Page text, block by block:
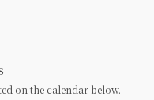
on the calendar below.